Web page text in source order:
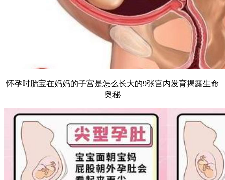
怀孕时胎宝在妈妈的子宫是怎么长大的9张宫内发育揭露生命
奥秘